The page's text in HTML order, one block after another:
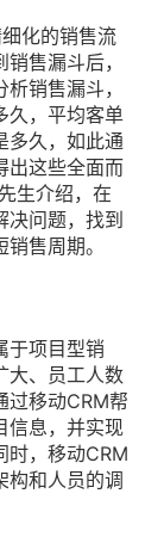
化的销售流
售漏斗后，
销售漏斗，
久，平均客单
多久，如此通
出这些全面而
生介绍，在
问题，找到
售周期。
于项目型销
大、员工人数
过移动CRM帮
信息，并实现
时，移动CRM
构和人员的调